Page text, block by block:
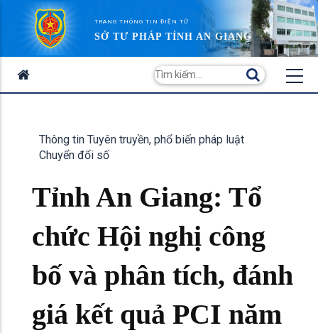
TRANG THÔNG TIN ĐIỆN TỬ
SỞ TƯ PHÁP TỈNH AN GIANG
Thông tin Tuyên truyền, phổ biến pháp luật
Chuyển đổi số
Tỉnh An Giang: Tổ
chức Hội nghị công
bố và phân tích, đánh
giá kết quả PCI năm